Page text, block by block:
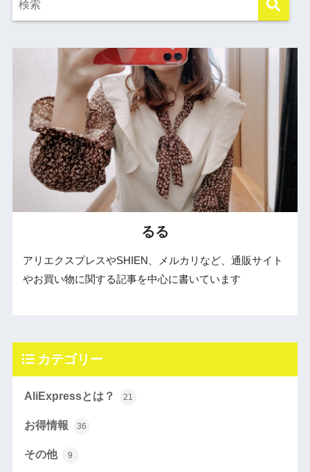
るる
アリエクスプレスやSHIEN、メルカリなど、通販サイト
やお買い物に関する記事を中心に書いています
カテゴリー
AliExpressとは？ 21
お得情報 36
その他 9